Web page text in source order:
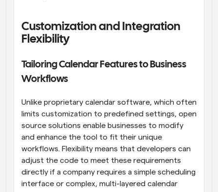
Customization and Integration
Flexibility
Tailoring Calendar Features to Business
Workflows
Unlike proprietary calendar software, which often
limits customization to predefined settings, open
source solutions enable businesses to modify
and enhance the tool to fit their unique
workflows. Flexibility means that developers can
adjust the code to meet these requirements
directly if a company requires a simple scheduling
interface or complex, multi-layered calendar